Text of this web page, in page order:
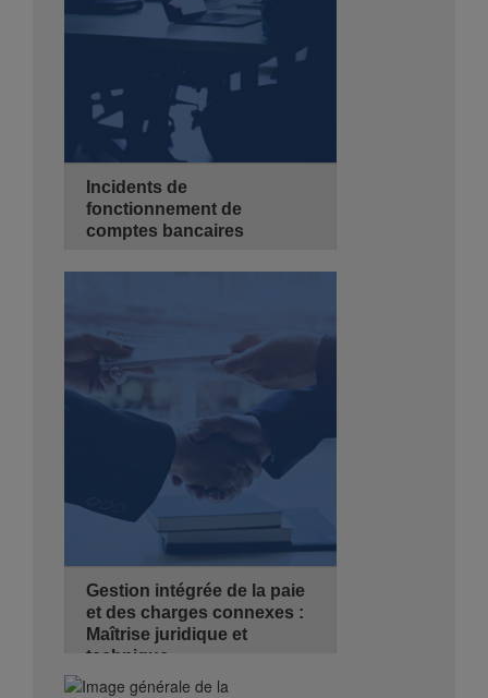
Se Pré-inscrire Détails
Incidents de
fonctionnement de
comptes bancaires
de 08:30 - 14:00
Hyatt Regency Algiers
Se Pré-inscrire Détails
Gestion intégrée de la paie
et des charges connexes :
Maîtrise juridique et
technique
04/10/2026